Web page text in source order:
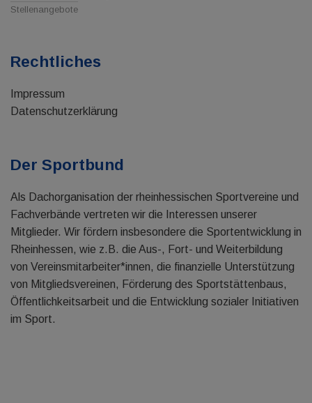
Stellenangebote
Rechtliches
Impressum
Datenschutzerklärung
Der Sportbund
Als Dachorganisation der rheinhessischen Sportvereine und
Fachverbände vertreten wir die Interessen unserer
Mitglieder. Wir fördern insbesondere die Sportentwicklung in
Rheinhessen, wie z.B. die Aus-, Fort- und Weiterbildung
von Vereinsmitarbeiter*innen, die finanzielle Unterstützung
von Mitgliedsvereinen, Förderung des Sportstättenbaus,
Öffentlichkeitsarbeit und die Entwicklung sozialer Initiativen
im Sport.